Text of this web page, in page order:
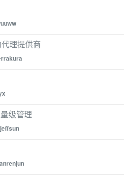
理提供商
级管理
jeffsun